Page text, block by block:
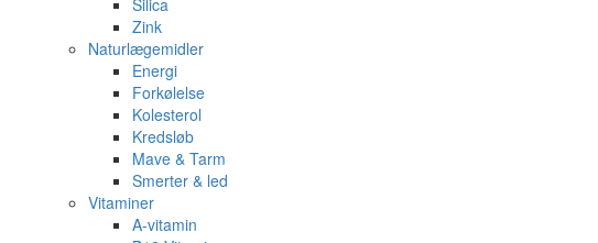
Silica
Zink
Naturlægemidler
Energi
Forkølelse
Kolesterol
Kredsløb
Mave & Tarm
Smerter & led
Vitaminer
A-vitamin